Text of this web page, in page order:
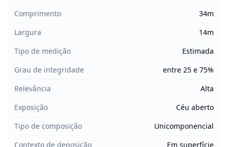
Comprimento
34m
Largura
14m
Tipo de medição
Estimada
Grau de integridade
entre 25 e 75%
Relevância
Alta
Exposição
Céu aberto
Tipo de composição
Unicomponencial
Contexto de deposição
Em superfície